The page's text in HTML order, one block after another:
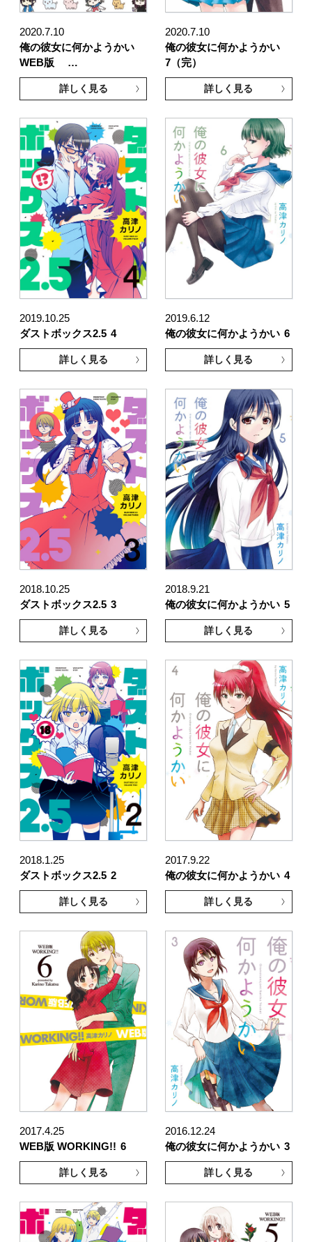
2020.7.10
俺の彼女に何かようかい
WEB版 …
詳しく見る
2020.7.10
俺の彼女に何かようかい
7（完）
詳しく見る
2019.10.25
ダストボックス2.5 4
詳しく見る
2019.6.12
俺の彼女に何かようかい 6
詳しく見る
2018.10.25
ダストボックス2.5 3
詳しく見る
2018.9.21
俺の彼女に何かようかい 5
詳しく見る
2018.1.25
ダストボックス2.5 2
詳しく見る
2017.9.22
俺の彼女に何かようかい 4
詳しく見る
2017.4.25
WEB版 WORKING!! 6
詳しく見る
2016.12.24
俺の彼女に何かようかい 3
詳しく見る